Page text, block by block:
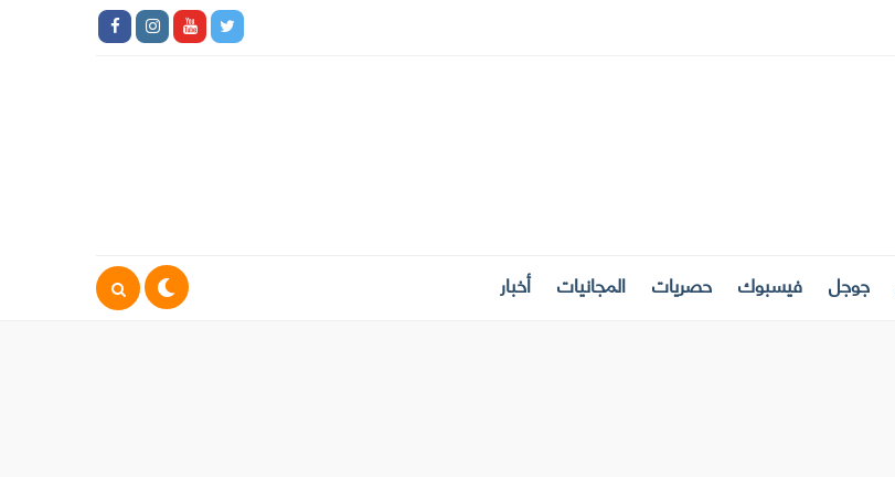
جوجل فيسبوك حصريات المجانيات أخبار